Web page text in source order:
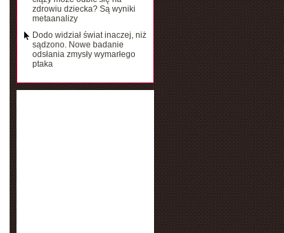
zdrowiu dziecka? Są wyniki
metaanalizy
Dodo widział świat inaczej, niż
sądzono. Nowe badanie
odsłania zmysły wymarłego
ptaka